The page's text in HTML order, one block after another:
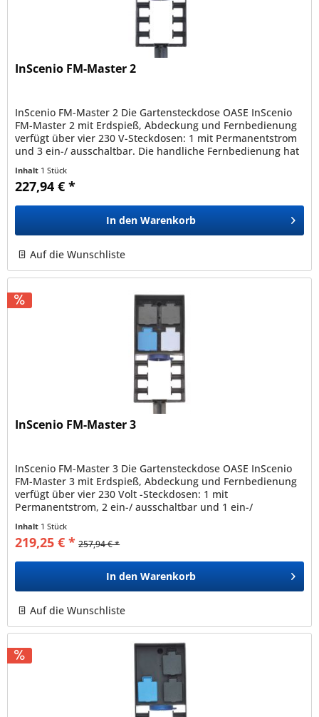
InScenio FM-Master 2
InScenio FM-Master 2 Die Gartensteckdose OASE InScenio
FM-Master 2 mit Erdspieß, Abdeckung und Fernbedienung
verfügt über vier 230 V-Steckdosen: 1 mit Permanentstrom
und 3 ein-/ ausschaltbar. Die handliche Fernbedienung hat
Inhalt 1 Stück
227,94 € *
In den Warenkorb
Auf die Wunschliste
InScenio FM-Master 3
InScenio FM-Master 3 Die Gartensteckdose OASE InScenio
FM-Master 3 mit Erdspieß, Abdeckung und Fernbedienung
verfügt über vier 230 Volt -Steckdosen: 1 mit
Permanentstrom, 2 ein-/ ausschaltbar und 1 ein-/
Inhalt 1 Stück
219,25 € * 257,94 € *
In den Warenkorb
Auf die Wunschliste